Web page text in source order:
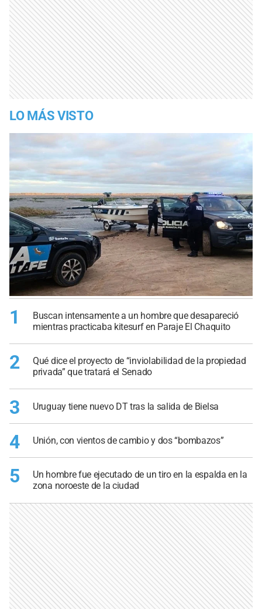
LO MÁS VISTO
1
Buscan intensamente a un hombre que desapareció
mientras practicaba kitesurf en Paraje El Chaquito
2
Qué dice el proyecto de “inviolabilidad de la propiedad
privada” que tratará el Senado
3 Uruguay tiene nuevo DT tras la salida de Bielsa
4 Unión, con vientos de cambio y dos “bombazos”
5
Un hombre fue ejecutado de un tiro en la espalda en la
zona noroeste de la ciudad